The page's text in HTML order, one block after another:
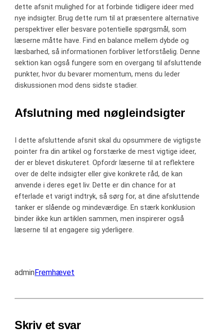
dette afsnit mulighed for at forbinde tidligere ideer med
nye indsigter. Brug dette rum til at præsentere alternative
perspektiver eller besvare potentielle spørgsmål, som
læserne måtte have. Find en balance mellem dybde og
læsbarhed, så informationen forbliver letforståelig. Denne
sektion kan også fungere som en overgang til afsluttende
punkter, hvor du bevarer momentum, mens du leder
diskussionen mod dens sidste stadier.
Afslutning med nøgleindsigter
I dette afsluttende afsnit skal du opsummere de vigtigste
pointer fra din artikel og forstærke de mest vigtige ideer,
der er blevet diskuteret. Opfordr læserne til at reflektere
over de delte indsigter eller give konkrete råd, de kan
anvende i deres eget liv. Dette er din chance for at
efterlade et varigt indtryk, så sørg for, at dine afsluttende
tanker er slående og mindeværdige. En stærk konklusion
binder ikke kun artiklen sammen, men inspirerer også
læserne til at engagere sig yderligere.
adminFremhævet
Skriv et svar